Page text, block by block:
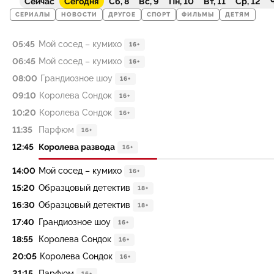
СЕРИАЛЫ НОВОСТИ ДРУГОЕ СПОРТ ФИЛЬМЫ ДЕТЯМ
05:45 Мой сосед – кумихо 16+
06:45 Мой сосед – кумихо 16+
08:00 Грандиозное шоу 16+
09:10 Королева Сондок 16+
10:20 Королева Сондок 16+
11:35 Парфюм 16+
12:45 Королева развода 16+
14:00 Мой сосед – кумихо 16+
15:20 Образцовый детектив 18+
16:30 Образцовый детектив 18+
17:40 Грандиозное шоу 16+
18:55 Королева Сондок 16+
20:05 Королева Сондок 16+